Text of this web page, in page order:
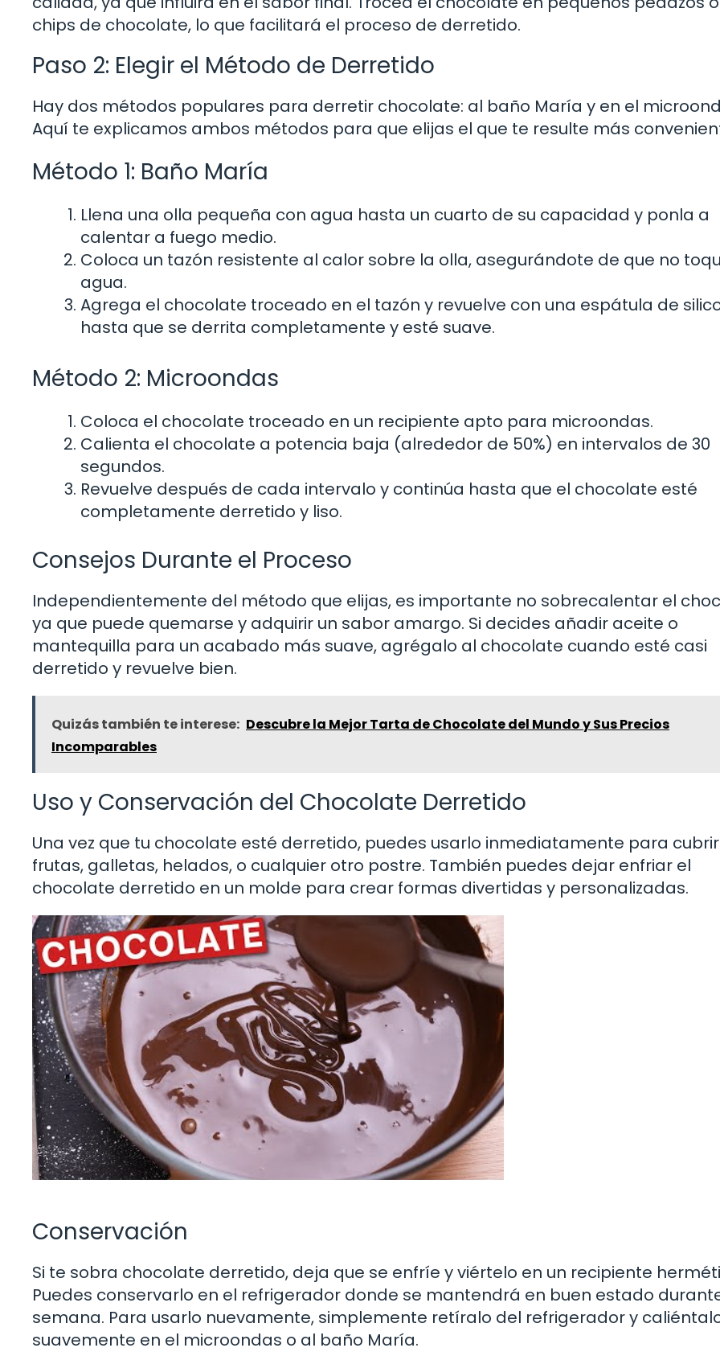
chips de chocolate, lo que facilitará el proceso de derretido.
Paso 2: Elegir el Método de Derretido
Hay dos métodos populares para derretir chocolate: al baño María y en el
Aquí te explicamos ambos métodos para que elijas el que te resulte más
Método 1: Baño María
Llena una olla pequeña con agua hasta un cuarto de su capacidad y ponla a
calentar a fuego medio.
Coloca un tazón resistente al calor sobre la olla, asegurándote de que no
agua.
Agrega el chocolate troceado en el tazón y revuelve con una espátula de
hasta que se derrita completamente y esté suave.
Método 2: Microondas
Coloca el chocolate troceado en un recipiente apto para microondas.
Calienta el chocolate a potencia baja (alrededor de 50%) en intervalos de 30
segundos.
Revuelve después de cada intervalo y continúa hasta que el chocolate esté
completamente derretido y liso.
Consejos Durante el Proceso
Independientemente del método que elijas, es importante no sobrecalentar el
ya que puede quemarse y adquirir un sabor amargo. Si decides añadir aceite o
mantequilla para un acabado más suave, agrégalo al chocolate cuando esté casi
derretido y revuelve bien.
Quizás también te interese: Descubre la Mejor Tarta de Chocolate del Mundo y Sus Precios
Incomparables
Uso y Conservación del Chocolate Derretido
Una vez que tu chocolate esté derretido, puedes usarlo inmediatamente para cubrir
frutas, galletas, helados, o cualquier otro postre. También puedes dejar enfriar el
chocolate derretido en un molde para crear formas divertidas y personalizadas.
Conservación
Si te sobra chocolate derretido, deja que se enfríe y viértelo en un recipiente
Puedes conservarlo en el refrigerador donde se mantendrá en buen estado
semana. Para usarlo nuevamente, simplemente retíralo del refrigerador y
suavemente en el microondas o al baño María.